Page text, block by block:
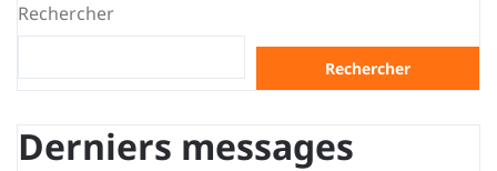
Rechercher
Rechercher
Derniers messages